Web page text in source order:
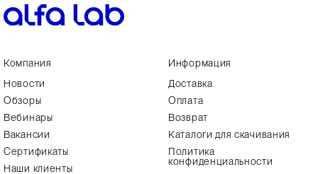
Компания
Новости
Обзоры
Вебинары
Вакансии
Сертификаты
Наши клиенты
Информация
Доставка
Оплата
Возврат
Каталоги для скачивания
Политика
конфиденциальности